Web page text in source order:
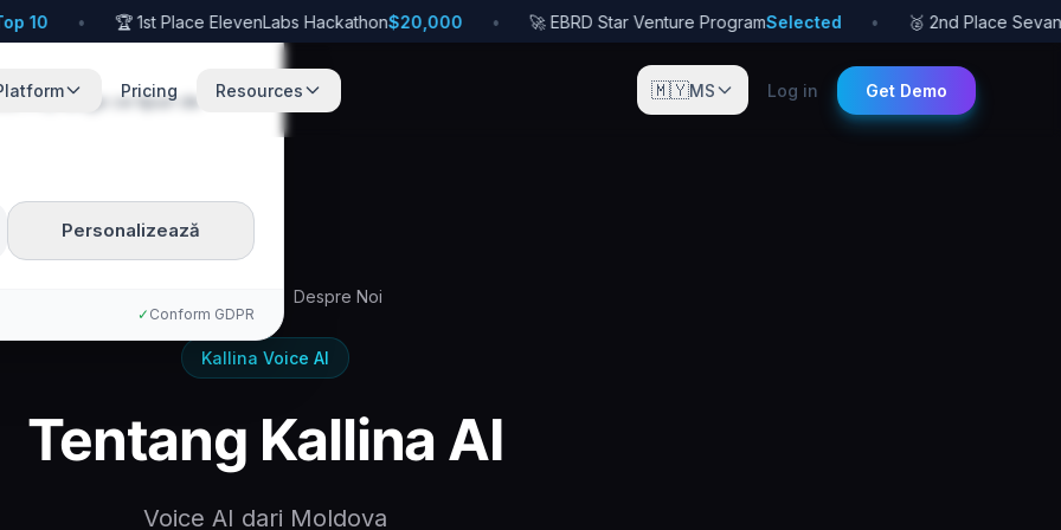
Poți alege ce tipuri de
Personalizează
✓ Conform GDPR
10 🏆 1st Place ElevenLabs Hackathon$20,000 🚀 EBRD Star Venture ProgramSelected 🥈 2nd Place Sevan
Pricing Resources 🇲🇾MS Log in Get Demo
Despre Noi
Kallina Voice AI
Tentang Kallina AI
Voice AI dari Moldova